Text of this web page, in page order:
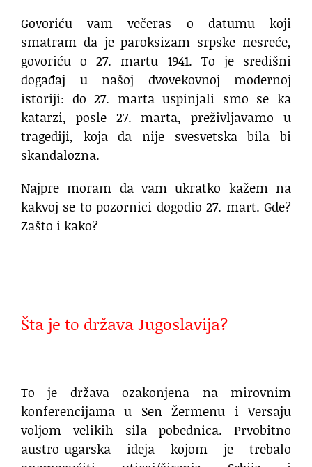
Govoriću vam večeras o datumu koji
smatram da je paroksizam srpske nesreće,
govoriću o 27. martu 1941. To je središni
događaj u našoj dvovekovnoj modernoj
istoriji: do 27. marta uspinjali smo se ka
katarzi, posle 27. marta, preživljavamo u
tragediji, koja da nije svesvetska bila bi
skandalozna.
Najpre moram da vam ukratko kažem na
kakvoj se to pozornici dogodio 27. mart. Gde?
Zašto i kako?
Šta je to država Jugoslavija?
To je država ozakonjena na mirovnim
konferencijama u Sen Žermenu i Versaju
voljom velikih sila pobednica. Prvobitno
austro-ugarska ideja kojom je trebalo